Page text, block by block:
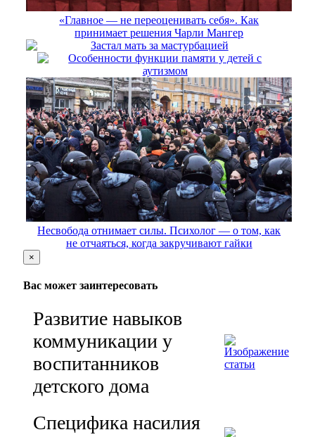
«Главное — не переоценивать себя». Как
принимает решения Чарли Мангер
Застал мать за мастурбацией
Особенности функции памяти у детей с
аутизмом
Несвобода отнимает силы. Психолог — о том, как
не отчаяться, когда закручивают гайки
×
Вас может заинтересовать
Развитие навыков
коммуникации у
воспитанников
детского дома
Специфика насилия